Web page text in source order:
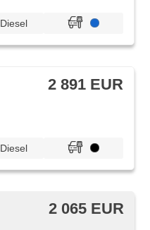
Diesel
2 891 EUR
Diesel
2 065 EUR